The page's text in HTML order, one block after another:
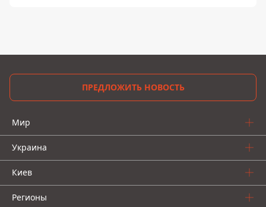
ПРЕДЛОЖИТЬ НОВОСТЬ
Мир
Украина
Киев
Регионы